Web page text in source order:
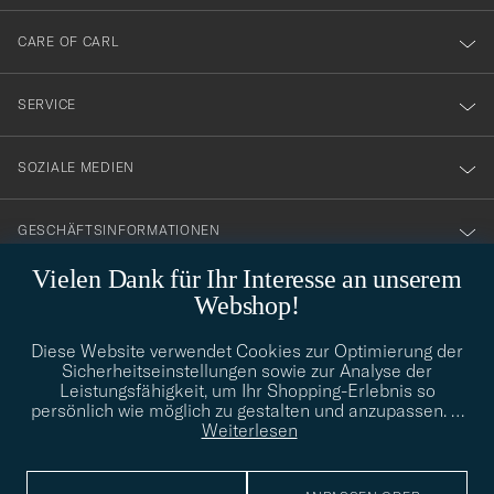
Vielen Dank für Ihr Interesse an unserem
Webshop!
Diese Website verwendet Cookies zur Optimierung der
Sicherheitseinstellungen sowie zur Analyse der
Leistungsfähigkeit, um Ihr Shopping-Erlebnis so
persönlich wie möglich zu gestalten und anzupassen. …
Weiterlesen
till
vårt
nyhetsbrev!
CARE OF CARL
SERVICE
SOZIALE MEDIEN
GESCHÄFTSINFORMATIONEN
info@careofcarl.de
Benötigen Sie Hilfe bei der Suche nach Ihrem persönlichen Stil?
Wenden Sie sich an uns, wir helfen Ihnen gerne weiter!